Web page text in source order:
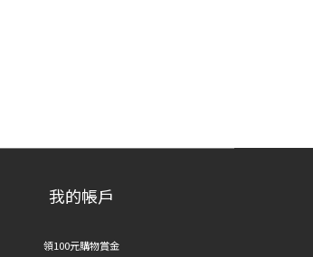
我的帳戶
領100元購物賞金